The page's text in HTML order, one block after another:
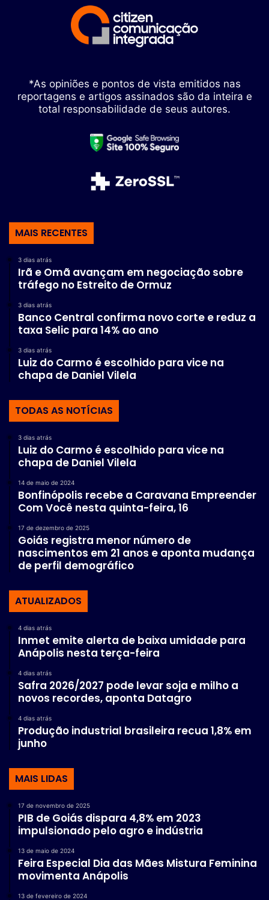
*As opiniões e pontos de vista emitidos nas
reportagens e artigos assinados são da inteira e
total responsabilidade de seus autores.
MAIS RECENTES
3 dias atrás
Irã e Omã avançam em negociação sobre
tráfego no Estreito de Ormuz
3 dias atrás
Banco Central confirma novo corte e reduz a
taxa Selic para 14% ao ano
3 dias atrás
Luiz do Carmo é escolhido para vice na
chapa de Daniel Vilela
TODAS AS NOTÍCIAS
3 dias atrás
Luiz do Carmo é escolhido para vice na
chapa de Daniel Vilela
14 de maio de 2024
Bonfinópolis recebe a Caravana Empreender
Com Você nesta quinta-feira, 16
17 de dezembro de 2025
Goiás registra menor número de
nascimentos em 21 anos e aponta mudança
de perfil demográfico
ATUALIZADOS
4 dias atrás
Inmet emite alerta de baixa umidade para
Anápolis nesta terça-feira
4 dias atrás
Safra 2026/2027 pode levar soja e milho a
novos recordes, aponta Datagro
4 dias atrás
Produção industrial brasileira recua 1,8% em
junho
MAIS LIDAS
17 de novembro de 2025
PIB de Goiás dispara 4,8% em 2023
impulsionado pelo agro e indústria
13 de maio de 2024
Feira Especial Dia das Mães Mistura Feminina
movimenta Anápolis
13 de fevereiro de 2024